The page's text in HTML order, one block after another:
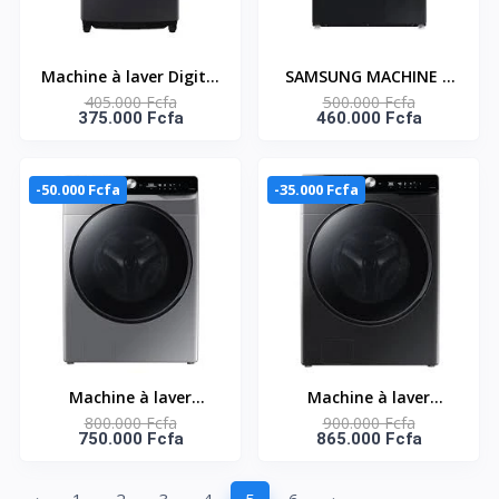
Machine à laver Digital
Inverter Samsung –
17KG – 500W –
– Essorage – Rinçage –
Bouton + tactile –
WA80F17S8CNQ
405.000 Fcfa
375.000 Fcfa
SAMSUNG MACHINE A
LAVER 11KG + SECHAGE
6KG -
500.000 Fcfa
460.000 Fcfa
-50.000 Fcfa
Machine à laver
inverter Samsung –
17kg – Séchage 10kg –
800.000 Fcfa
750.000 Fcfa
-35.000 Fcfa
Machine à laver
Samsung – 21KG –
Essorage 12KG –
900.000 Fcfa
865.000 Fcfa